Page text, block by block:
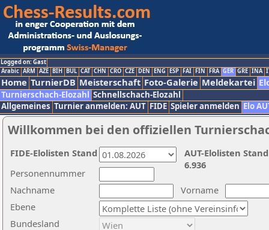
Logged on: Gast
Arabic ARM AZE BIH BUL CAT CHN CRO CZE DEN ENG ESP FAI FIN FRA GER GRE INA
Home TurnierDB Meisterschaft Foto-Galerie Meldekartei
Turnierschach-Elozahl Schnellschach-Elozahl
Allgemeines Turnier anmelden: AUT FIDE Spieler anmelden Elo
Willkommen bei den offiziellen
Nachname
Vorname
Ebene
Personennummer
Bundesland
AUT-Elolisten
6.936
FIDE-Elolisten Stand